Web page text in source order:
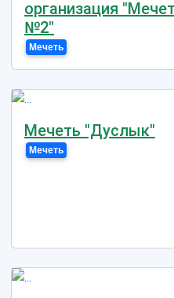
организация
№2"
Мечеть
Мечеть "Дуслык"
Мечеть